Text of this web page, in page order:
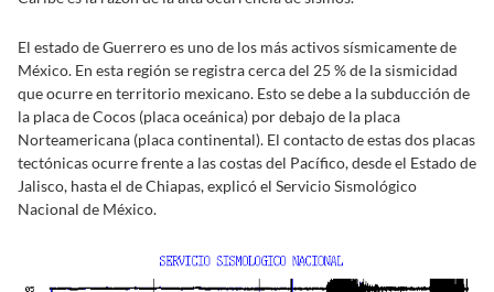
El estado de Guerrero es uno de los más activos sísmicamente de
México. En esta región se registra cerca del 25 % de la sismicidad
que ocurre en territorio mexicano. Esto se debe a la subducción de
la placa de Cocos (placa oceánica) por debajo de la placa
Norteamericana (placa continental). El contacto de estas dos placas
tectónicas ocurre frente a las costas del Pacífico, desde el Estado de
Jalisco, hasta el de Chiapas, explicó el Servicio Sismológico
Nacional de México.